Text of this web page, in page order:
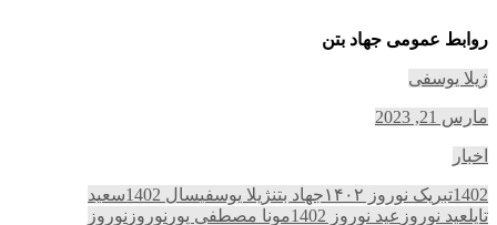
روابط عمومی جهاد بتن
ژیلا یوسفی
مارس 21, 2023
اخبار
1402تبریک نوروز ۱۴۰۲ جهاد بتنژیلا یوسفیسال 1402
سعید
تایلعید نوروز عید نوروز 1402 مونا مصطفی پور نوروز نوروز